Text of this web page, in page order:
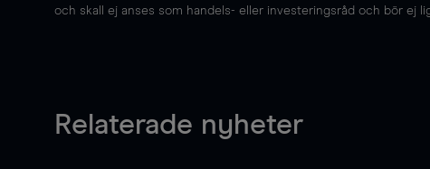
och skall ej anses som handels- eller investeringsråd och bör ej
Relaterade nyheter